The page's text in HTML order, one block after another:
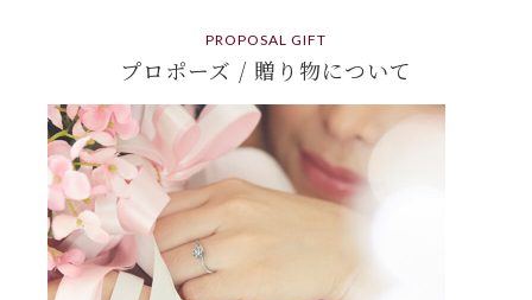
PROPOSAL GIFT
プロポーズ / 贈り物について